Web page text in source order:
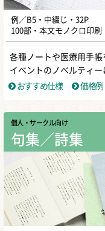
例／B5・中綴じ・32P
100部・本文モノクロ印刷
各種ノートや医療用手帳
イベントのノベルティー
おすすめ仕様
価格例
個人・サークル向け
句集／詩集